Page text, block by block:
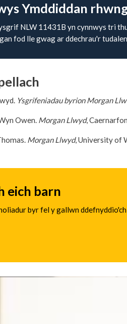
Ymddiddan
NLW 11431B yn cynnwys tri
fod lle gwag ar ddechrau'r
Ysgrifeniadau byrion Morgan
Owen. Morgan Llwyd,
Morgan Llwyd, University of
eich barn
byr fel y gallwn